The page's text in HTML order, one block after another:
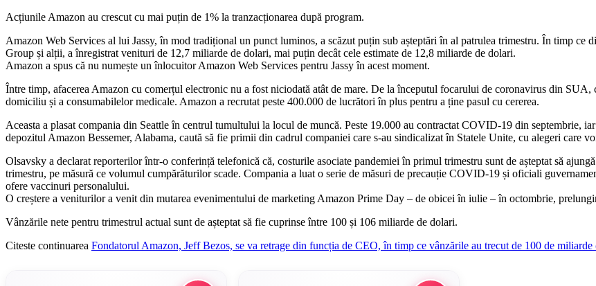
Acțiunile Amazon au crescut cu mai puțin de 1% la tranzacționarea după program.
Amazon Web Services al lui Jassy, ​​în mod tradițional un punct luminos, a scăzut puțin sub așteptări în al patrulea trimestru. În timp
Group și alții, a înregistrat venituri de 12,7 miliarde de dolari, mai puțin decât cele estimate de 12,8 miliarde de dolari.
Amazon a spus că nu numește un înlocuitor Amazon Web Services pentru Jassy în acest moment.
Între timp, afacerea Amazon cu comerțul electronic nu a fost niciodată atât de mare. De la începutul focarului de coronavirus din
domiciliu și a consumabilelor medicale. Amazon a recrutat peste 400.000 de lucrători în plus pentru a ține pasul cu cererea.
Aceasta a plasat compania din Seattle în centrul tumultului la locul de muncă. Peste 19.000 au contractat COVID-19 din septembrie,
depozitul Amazon Bessemer, Alabama, caută să fie primii din cadrul companiei care s-au sindicalizat în Statele Unite, cu alegeri care
Olsavsky a declarat reporterilor într-o conferință telefonică că, costurile asociate pandemiei în primul trimestru sunt de așteptat să
trimestru, pe măsură ce volumul cumpărăturilor scade. Compania a luat o serie de măsuri de precauție COVID-19 și oficiali
ofere vaccinuri personalului.
O creștere a veniturilor a venit din mutarea evenimentului de marketing Amazon Prime Day – de obicei în iulie – în octombrie,
Vânzările nete pentru trimestrul actual sunt de așteptat să fie cuprinse între 100 și 106 miliarde de dolari.
Citeste continuarea Fondatorul Amazon, Jeff Bezos, se va retrage din funcția de CEO, în timp ce vânzările au trecut de 100 de miliarde